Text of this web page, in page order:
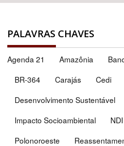
PALAVRAS CHAVES
Agenda 21 Amazônia
BR-364
Carajás Cedi
Desenvolvimento Sustentável
Impacto Socioambiental
NDI
Polonoroeste